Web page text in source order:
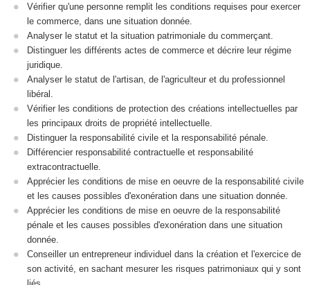
Vérifier qu'une personne remplit les conditions requises pour exercer
le commerce, dans une situation donnée.
Analyser le statut et la situation patrimoniale du commerçant.
Distinguer les différents actes de commerce et décrire leur régime
juridique.
Analyser le statut de l'artisan, de l'agriculteur et du professionnel
libéral.
Vérifier les conditions de protection des créations intellectuelles par
les principaux droits de propriété intellectuelle.
Distinguer la responsabilité civile et la responsabilité pénale.
Différencier responsabilité contractuelle et responsabilité
extracontractuelle.
Apprécier les conditions de mise en oeuvre de la responsabilité civile
et les causes possibles d'exonération dans une situation donnée.
Apprécier les conditions de mise en oeuvre de la responsabilité
pénale et les causes possibles d'exonération dans une situation
donnée.
Conseiller un entrepreneur individuel dans la création et l'exercice de
son activité, en sachant mesurer les risques patrimoniaux qui y sont
liés.